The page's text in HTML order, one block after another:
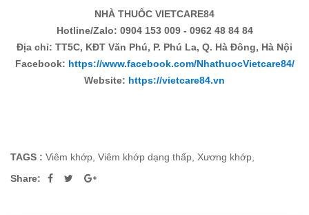
NHÀ THUỐC VIETCARE84
Hotline/Zalo: 0904 153 009 - 0962 48 84 84
Địa chỉ: TT5C, KĐT Văn Phú, P. Phú La, Q. Hà Đông, Hà Nội
Facebook: https://www.facebook.com/NhathuocVietcare84/
Website: https://vietcare84.vn
TAGS : Viêm khớp Viêm khớp dạng thấp Xương khớp
Share: